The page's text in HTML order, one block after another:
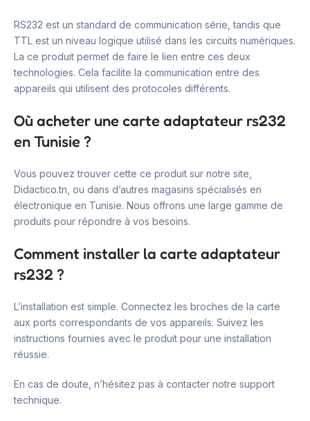
RS232 est un standard de communication série, tandis que
TTL est un niveau logique utilisé dans les circuits numériques.
La ce produit permet de faire le lien entre ces deux
technologies. Cela facilite la communication entre des
appareils qui utilisent des protocoles différents.
Où acheter une carte adaptateur rs232
en Tunisie ?
Vous pouvez trouver cette ce produit sur notre site,
Didactico.tn, ou dans d’autres magasins spécialisés en
électronique en Tunisie. Nous offrons une large gamme de
produits pour répondre à vos besoins.
Comment installer la carte adaptateur
rs232 ?
L’installation est simple. Connectez les broches de la carte
aux ports correspondants de vos appareils. Suivez les
instructions fournies avec le produit pour une installation
réussie.
En cas de doute, n’hésitez pas à contacter notre support
technique.